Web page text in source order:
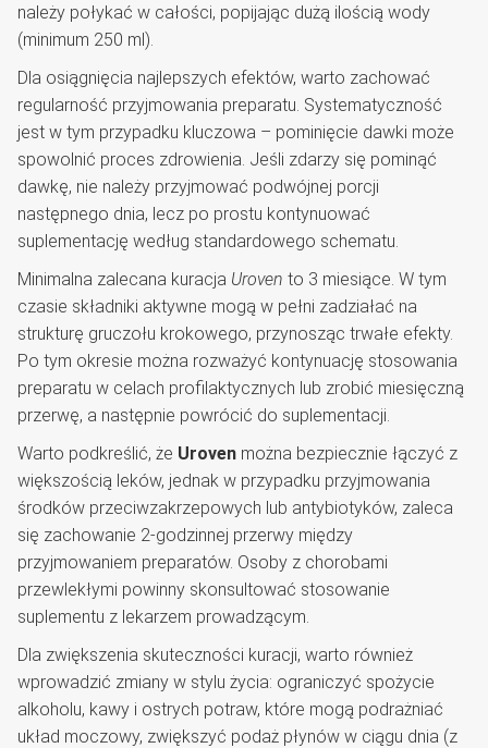
należy połykać w całości, popijając dużą ilością wody
(minimum 250 ml).
Dla osiągnięcia najlepszych efektów, warto zachować
regularność przyjmowania preparatu. Systematyczność
jest w tym przypadku kluczowa – pominięcie dawki może
spowolnić proces zdrowienia. Jeśli zdarzy się pominąć
dawkę, nie należy przyjmować podwójnej porcji
następnego dnia, lecz po prostu kontynuować
suplementację według standardowego schematu.
Minimalna zalecana kuracja Uroven to 3 miesiące. W tym
czasie składniki aktywne mogą w pełni zadziałać na
strukturę gruczołu krokowego, przynosząc trwałe efekty.
Po tym okresie można rozważyć kontynuację stosowania
preparatu w celach profilaktycznych lub zrobić miesięczną
przerwę, a następnie powrócić do suplementacji.
Warto podkreślić, że Uroven można bezpiecznie łączyć z
większością leków, jednak w przypadku przyjmowania
środków przeciwzakrzepowych lub antybiotyków, zaleca
się zachowanie 2-godzinnej przerwy między
przyjmowaniem preparatów. Osoby z chorobami
przewlekłymi powinny skonsultować stosowanie
suplementu z lekarzem prowadzącym.
Dla zwiększenia skuteczności kuracji, warto również
wprowadzić zmiany w stylu życia: ograniczyć spożycie
alkoholu, kawy i ostrych potraw, które mogą podrażniać
układ moczowy, zwiększyć podaż płynów w ciągu dnia (z